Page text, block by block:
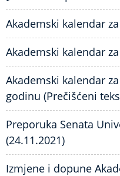
Akademski kalendar
Akademski kalendar
Akademski kalendar
godinu (Prečišćeni
Preporuka Senata
(24.11.2021)
Izmjene i dopune